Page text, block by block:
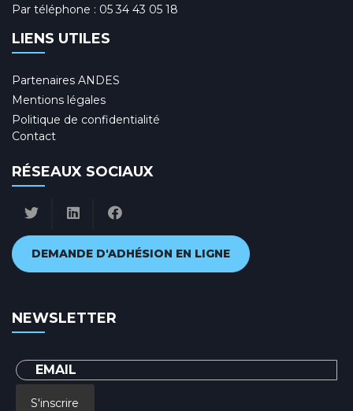
Par téléphone : 05 34 43 05 18
LIENS UTILES
Partenaires ANDES
Mentions légales
Politique de confidentialité
Contact
RÉSEAUX SOCIAUX
DEMANDE D'ADHÉSION EN LIGNE
NEWSLETTER
S'inscrire